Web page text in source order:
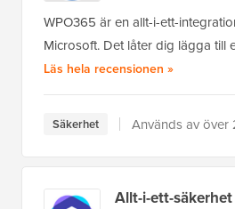
WPO365 är en allt-i-ett-
Microsoft. Det låter dig lägga till
Läs hela recensionen av WPO365
»
Säkerhet Används av
Allt-i-ett-säkerhet